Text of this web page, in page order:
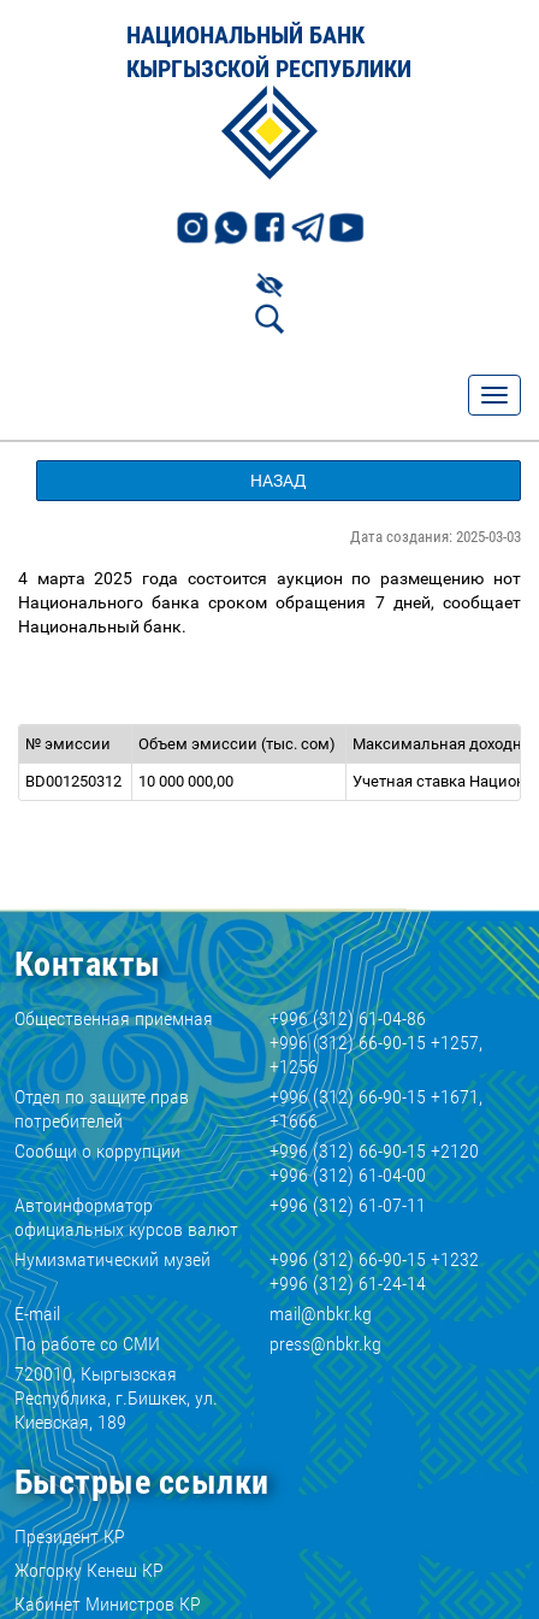
НАЦИОНАЛЬНЫЙ БАНК
КЫРГЫЗСКОЙ РЕСПУБЛИКИ
НАЗАД
Дата создания: 2025-03-03
4 марта 2025 года состоится аукцион по размещению нот
Национального банка сроком обращения 7 дней, сообщает
Национальный банк.
№ эмиссии Объем эмиссии (тыс. сом) Максимальная
BD001250312 10 000 000,00 Учетная ставка
Контакты
Общественная приемная
+996 (312) 61-04-86
+996 (312) 66-90-15 +1257,
+1256
Отдел по защите прав
потребителей
+996 (312) 66-90-15 +1671,
+1666
Сообщи о коррупции
+996 (312) 66-90-15 +2120
+996 (312) 61-04-00
Автоинформатор
официальных курсов валют
+996 (312) 61-07-11
Нумизматический музей
+996 (312) 66-90-15 +1232
+996 (312) 61-24-14
E-mail
mail@nbkr.kg
По работе со СМИ
press@nbkr.kg
720010, Кыргызская
Республика, г.Бишкек, ул.
Киевская, 189
Быстрые ссылки
Президент КР
Жогорку Кенеш КР
Кабинет Министров КР